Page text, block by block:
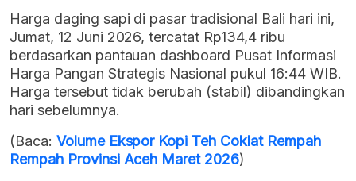
Harga daging sapi di pasar tradisional Bali hari ini,
Jumat, 12 Juni 2026, tercatat Rp134,4 ribu
berdasarkan pantauan dashboard Pusat Informasi
Harga Pangan Strategis Nasional pukul 16:44 WIB.
Harga tersebut tidak berubah (stabil) dibandingkan
hari sebelumnya.
(Baca: Volume Ekspor Kopi Teh Coklat Rempah
Rempah Provinsi Aceh Maret 2026)